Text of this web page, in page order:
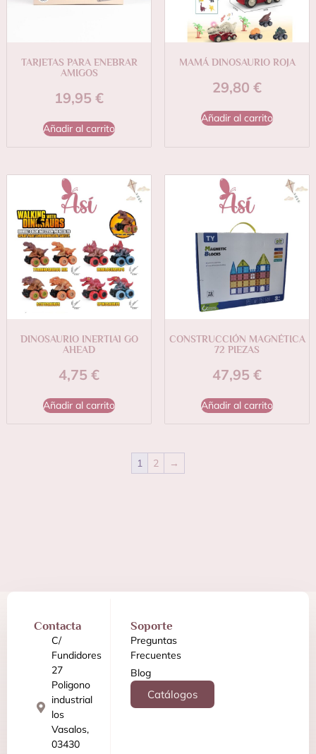
TARJETAS PARA ENEBRAR
AMIGOS
19,95 €
Añadir al carrito
MAMÁ DINOSAURIO ROJA
29,80 €
Añadir al carrito
DINOSAURIO INERTIAl GO
AHEAD
4,75 €
Añadir al carrito
CONSTRUCCIÓN MAGNÉTICA
72 PIEZAS
47,95 €
Añadir al carrito
1 2 →
Contacta
C/
Fundidores
27
Poligono
industrial
los
Vasalos,
03430
Soporte
Preguntas
Frecuentes
Blog
Catálogos